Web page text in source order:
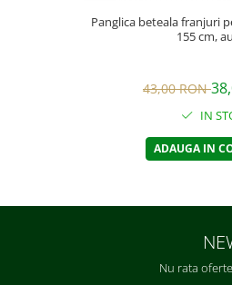
Panglica beteala franjuri
155 cm,
43,00 RON
IN
ADAUGA IN
Nu rata